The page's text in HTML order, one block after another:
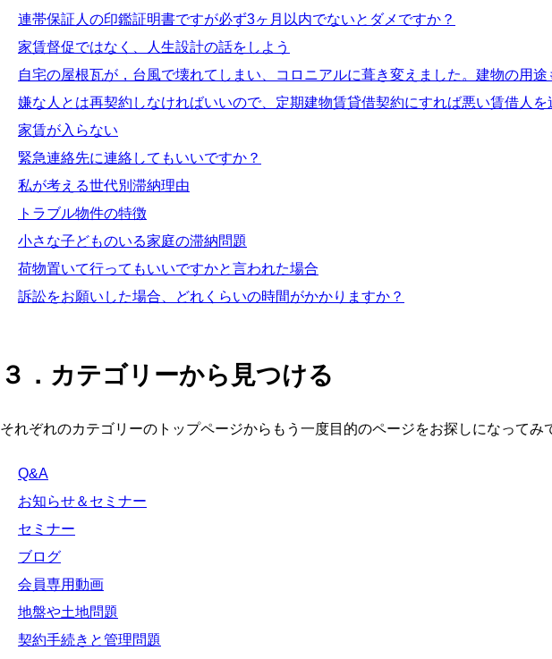
連帯保証人の印鑑証明書ですが必ず3ヶ月以内でないとダメですか？
家賃督促ではなく、人生設計の話をしよう
自宅の屋根瓦が，台風で壊れてしまい、コロニアルに葺き変えました。建物の用
嫌な人とは再契約しなければいいので、定期建物賃貸借契約にすれば悪い賃借人を
家賃が入らない
緊急連絡先に連絡してもいいですか？
私が考える世代別滞納理由
トラブル物件の特徴
小さな子どものいる家庭の滞納問題
荷物置いて行ってもいいですかと言われた場合
訴訟をお願いした場合、どれくらいの時間がかかりますか？
３．カテゴリーから見つける
それぞれのカテゴリーのトップページからもう一度目的のページをお探しになってみ
Q&A
お知らせ＆セミナー
セミナー
ブログ
会員専用動画
地盤や土地問題
契約手続きと管理問題